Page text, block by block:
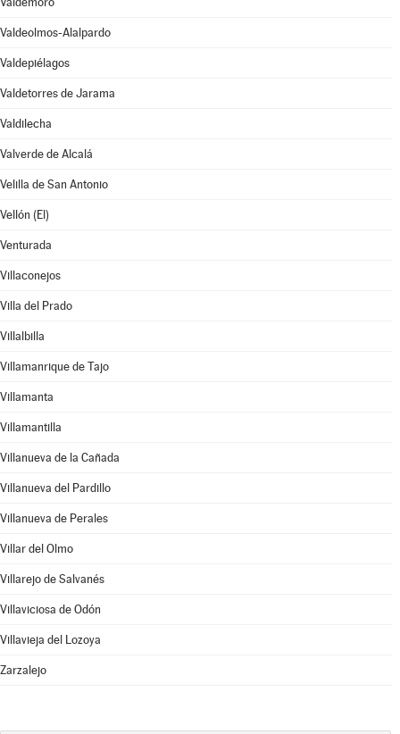
Valdeolmos-Alalpardo
Valdepiélagos
Valdetorres de Jarama
Valdilecha
Valverde de Alcalá
Velilla de San Antonio
Vellón (El)
Venturada
Villaconejos
Villa del Prado
Villalbilla
Villamanrique de Tajo
Villamanta
Villamantilla
Villanueva de la Cañada
Villanueva del Pardillo
Villanueva de Perales
Villar del Olmo
Villarejo de Salvanés
Villaviciosa de Odón
Villavieja del Lozoya
Zarzalejo